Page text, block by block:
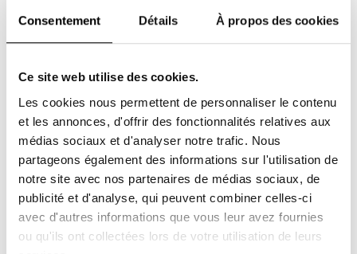
Consentement Détails À propos des cookies
Ce site web utilise des cookies.
Les cookies nous permettent de personnaliser le contenu
et les annonces, d'offrir des fonctionnalités relatives aux
médias sociaux et d'analyser notre trafic. Nous
partageons également des informations sur l'utilisation de
notre site avec nos partenaires de médias sociaux, de
publicité et d'analyse, qui peuvent combiner celles-ci
avec d'autres informations que vous leur avez fournies
ou qu'ils ont collectées lors de votre utilisation de leurs
GAME READY. Sa taille...
644,00 €
l'appareil GAME READY....
678,00 €
Enveloppe Coude articulé
Pack enveloppe Hanche